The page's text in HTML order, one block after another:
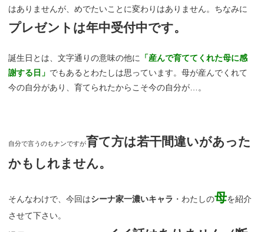
はありませんが、めでたいことに変わりはありません。ちなみに
プレゼントは年中受付中です。
誕生日とは、文字通りの意味の他に 「産んで育ててくれた母に感
謝する日」 でもあるとわたしは思っています。母が産んでくれて
今の自分があり、育てられたからこそ今の自分が…。
自分で言うのもナンですが育て方は若干間違いがあった
かもしれません。
そんなわけで、今回はシーナ家一濃いキャラ ・わたしの母を紹介
させて下さい。